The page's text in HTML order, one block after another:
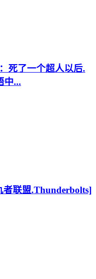
死了一个超人以后.
中...
联盟.Thunderbolts]